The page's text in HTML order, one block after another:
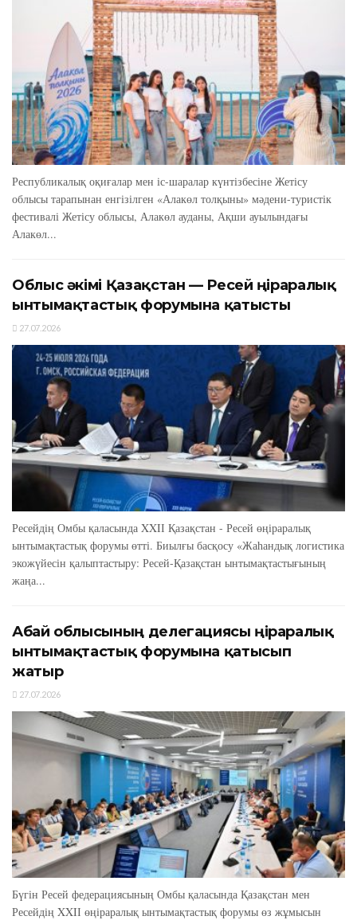
Республикалық оқиғалар мен іс-шаралар күнтізбесіне Жетісу
облысы тарапынан енгізілген «Алакөл толқыны» мәдени-туристік
фестивалі Жетісу облысы, Алакөл ауданы, Ақши ауылындағы
Алакөл...
Облыс әкімі Қазақстан — Ресей өңіраралық
ынтымақтастық форумына қатысты
27.07.2026
Ресейдің Омбы қаласында XXIІ Қазақстан - Ресей өңіраралық
ынтымақтастық форумы өтті. Биылғы басқосу «Жаһандық логистика
экожүйесін қалыптастыру: Ресей-Қазақстан ынтымақтастығының
жаңа...
Абай облысының делегациясы өңіраралық
ынтымақтастық форумына қатысып
жатыр
27.07.2026
Бүгін Ресей федерациясының Омбы қаласында Қазақстан мен
Ресейдің XXIІ өңіраралық ынтымақтастық форумы өз жұмысын